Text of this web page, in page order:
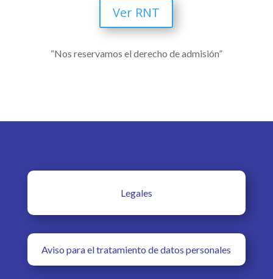
Ver RNT
“Nos reservamos el derecho de admisión”
Legales
Aviso para el tratamiento de datos personales